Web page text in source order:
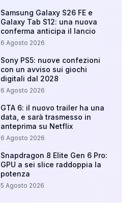
Samsung Galaxy S26 FE e
Galaxy Tab S12: una nuova
conferma anticipa il lancio
6 Agosto 2026
Sony PS5: nuove confezioni
con un avviso sui giochi
digitali dal 2028
6 Agosto 2026
GTA 6: il nuovo trailer ha una
data, e sarà trasmesso in
anteprima su Netflix
6 Agosto 2026
Snapdragon 8 Elite Gen 6 Pro:
GPU a sei slice raddoppia la
potenza
5 Agosto 2026